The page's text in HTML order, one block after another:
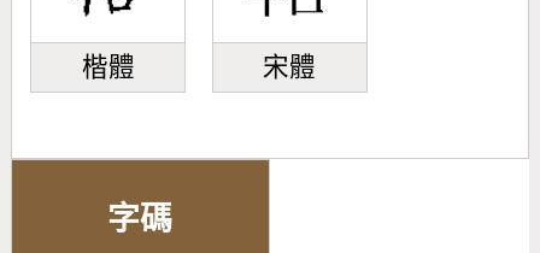
楷體 宋體
字碼